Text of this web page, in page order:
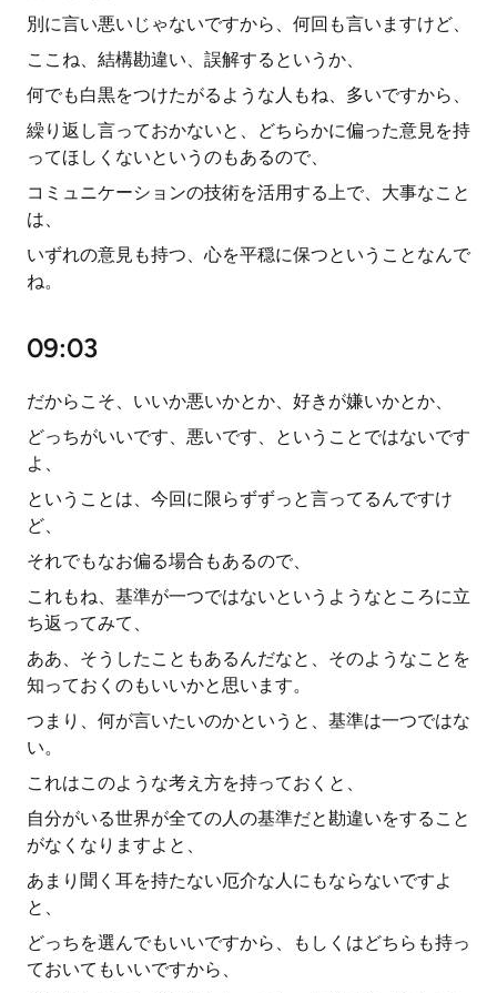
別に言い悪いじゃないですから、何回も言いますけど、
ここね、結構勘違い、誤解するというか、
何でも白黒をつけたがるような人もね、多いですから、
繰り返し言っておかないと、どちらかに偏った意見を持
ってほしくないというのもあるので、
コミュニケーションの技術を活用する上で、大事なこと
は、
いずれの意見も持つ、心を平穏に保つということなんで
ね。
09:03
だからこそ、いいか悪いかとか、好きが嫌いかとか、
どっちがいいです、悪いです、ということではないです
よ、
ということは、今回に限らずずっと言ってるんですけ
ど、
それでもなお偏る場合もあるので、
これもね、基準が一つではないというようなところに立
ち返ってみて、
ああ、そうしたこともあるんだなと、そのようなことを
知っておくのもいいかと思います。
つまり、何が言いたいのかというと、基準は一つではな
い。
これはこのような考え方を持っておくと、
自分がいる世界が全ての人の基準だと勘違いをすること
がなくなりますよと、
あまり聞く耳を持たない厄介な人にもならないですよ
と、
どっちを選んでもいいですから、もしくはどちらも持っ
ておいてもいいですから、